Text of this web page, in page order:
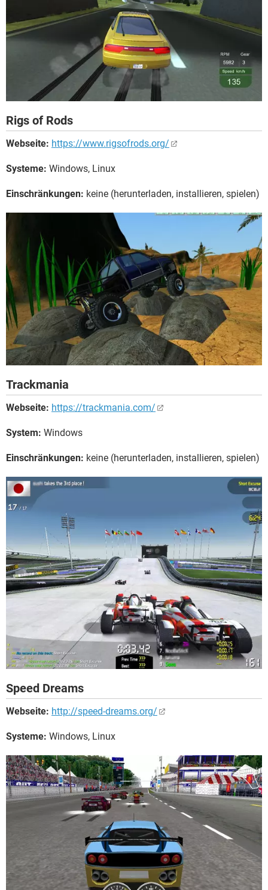
Rigs of Rods
Webseite: https://www.rigsofrods.org/
Systeme: Windows, Linux
Einschränkungen: keine (herunterladen, installieren, spielen)
Trackmania
Webseite: https://trackmania.com/
System: Windows
Einschränkungen: keine (herunterladen, installieren, spielen)
Speed Dreams
Webseite: http://speed-dreams.org/
Systeme: Windows, Linux